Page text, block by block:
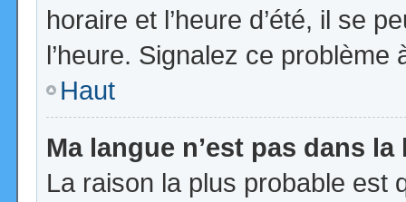
horaire et l’heure d’été, il se
l’heure. Signalez ce problème
Haut
Ma langue n’est pas dans la
La raison la plus probable est